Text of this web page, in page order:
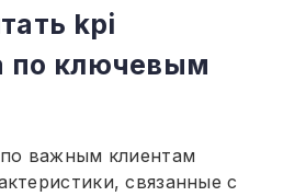
kpi
по ключевым
важным клиентам
связанные с